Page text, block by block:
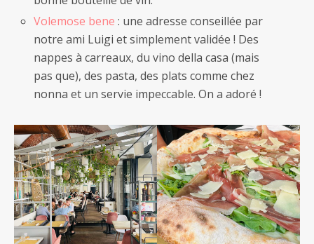
Volemose bene : une adresse conseillée par
notre ami Luigi et simplement validée ! Des
nappes à carreaux, du vino della casa (mais
pas que), des pasta, des plats comme chez
nonna et un servie impeccable. On a adoré !